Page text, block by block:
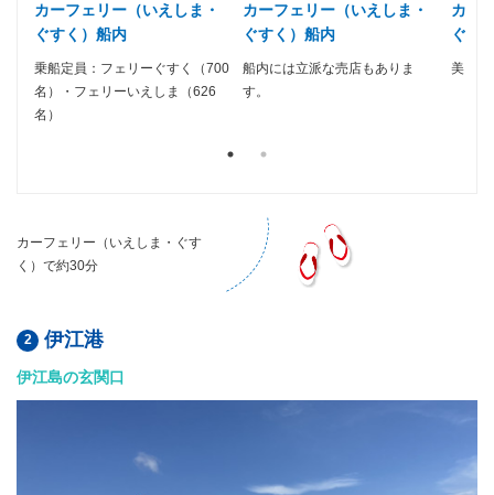
カーフェリー（いえしま・
ぐすく）船内
乗船定員：フェリーぐすく（700
名）・フェリーいえしま（626
名）
カーフェリー（いえしま・
ぐすく）船内
船内には立派な売店もありま
す。
カー
ぐす
美しい
カーフェリー（いえしま・ぐす
く）で約30分
伊江港
伊江島の玄関口